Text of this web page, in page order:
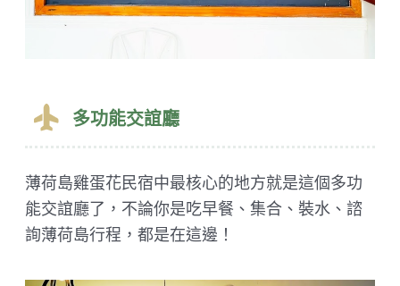
多功能交誼廳
薄荷島雞蛋花民宿中最核心的地方就是這個多功
能交誼廳了，不論你是吃早餐、集合、裝水、諮
詢薄荷島行程，都是在這邊！